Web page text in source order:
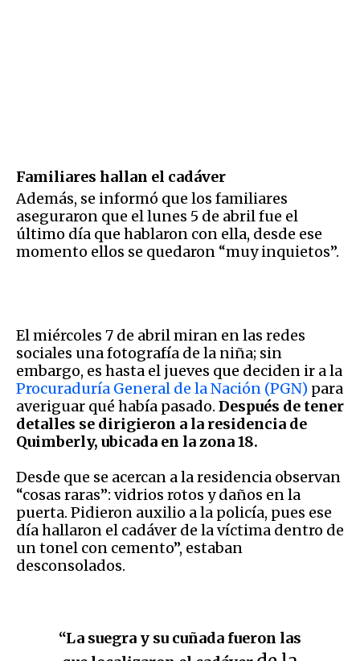
Familiares hallan el cadáver
Además, se informó que los familiares
aseguraron que el lunes 5 de abril fue el
último día que hablaron con ella, desde ese
momento ellos se quedaron “muy inquietos”.
El miércoles 7 de abril miran en las redes
sociales una fotografía de la niña; sin
embargo, es hasta el jueves que deciden ir a la
Procuraduría General de la Nación (PGN) para
averiguar qué había pasado. Después de tener
detalles se dirigieron a la residencia de
Quimberly, ubicada en la zona 18.
Desde que se acercan a la residencia observan
“cosas raras”: vidrios rotos y daños en la
puerta. Pidieron auxilio a la policía, pues ese
día hallaron el cadáver de la víctima dentro de
un tonel con cemento”, estaban
desconsolados.
“La suegra y su cuñada fueron las